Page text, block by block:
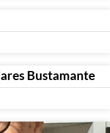
Bustamante